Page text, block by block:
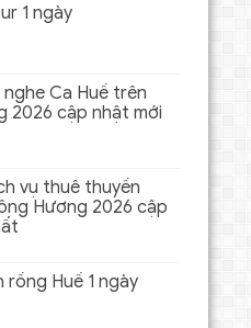
1 ngày
nghe Ca Huế trên
2026 cập nhật mới
vụ thuê thuyền
Hương 2026 cập
rồng Huế 1 ngày